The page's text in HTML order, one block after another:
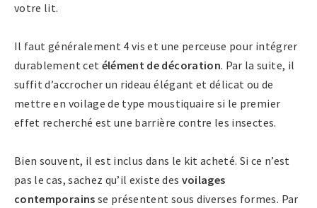
votre lit.
Il faut généralement 4 vis et une perceuse pour intégrer
durablement cet élément de décoration. Par la suite, il
suffit d’accrocher un rideau élégant et délicat ou de
mettre en voilage de type moustiquaire si le premier
effet recherché est une barrière contre les insectes.
Bien souvent, il est inclus dans le kit acheté. Si ce n’est
pas le cas, sachez qu’il existe des voilages
contemporains se présentent sous diverses formes. Par